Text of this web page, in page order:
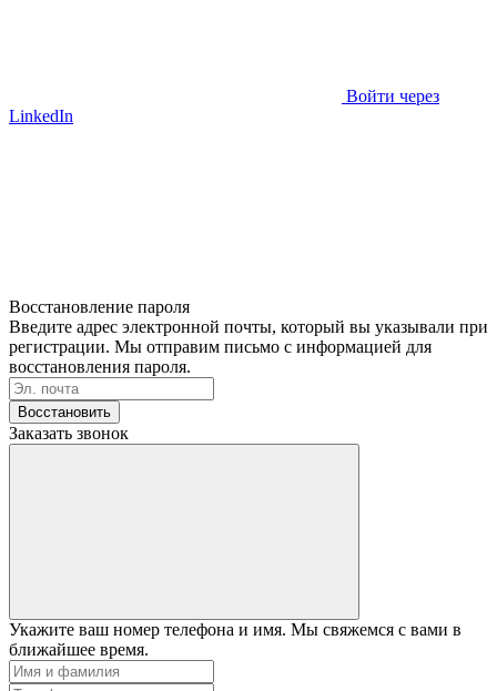
Войти через
LinkedIn
Восстановление пароля
Введите адрес электронной почты, который вы указывали при
регистрации. Мы отправим письмо с информацией для
восстановления пароля.
Восстановить
Заказать звонок
Укажите ваш номер телефона и имя. Мы свяжемся с вами в
ближайшее время.